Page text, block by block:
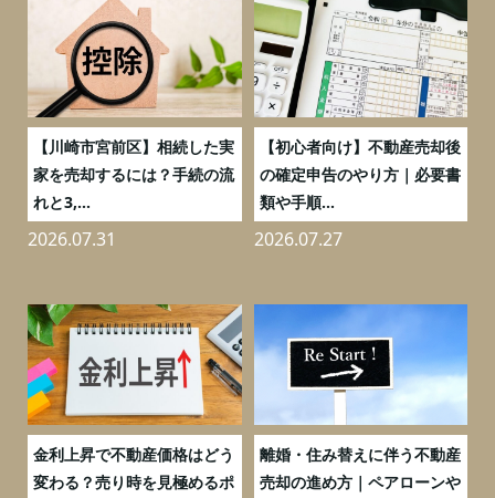
【川崎市宮前区】相続した実
家を売却するには？手続の流
れと3,...
2026.07.31
【初心者向け】不動産売却後
の確定申告のやり方｜必要書
類や手順...
2026.07.27
金利上昇で不動産価格はどう
変わる？売り時を見極めるポ
離婚・住み替えに伴う不動産
売却の進め方｜ペアローンや